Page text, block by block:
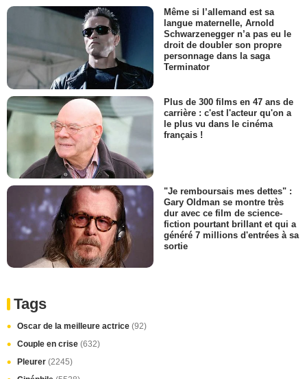
Même si l’allemand est sa
langue maternelle, Arnold
Schwarzenegger n’a pas eu le
droit de doubler son propre
personnage dans la saga
Terminator
Plus de 300 films en 47 ans de
carrière : c'est l'acteur qu'on a
le plus vu dans le cinéma
français !
"Je remboursais mes dettes" :
Gary Oldman se montre très
dur avec ce film de science-
fiction pourtant brillant et qui a
généré 7 millions d'entrées à sa
sortie
Tags
Oscar de la meilleure actrice (92)
Couple en crise (632)
Pleurer (2245)